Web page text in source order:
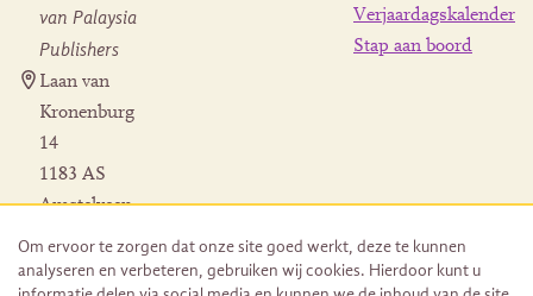
van Palaysia
Publishers
Laan van
Kronenburg
14
1183 AS
Amstelveen
Herroeping
bestelling
Verjaardagskalender
Stap aan boord
Om ervoor te zorgen dat onze site goed werkt, deze te kunnen
analyseren en verbeteren, gebruiken wij cookies. Hierdoor kunt u